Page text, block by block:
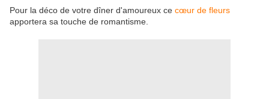
Pour la déco de votre dîner d'amoureux ce cœur de fleurs
apportera sa touche de romantisme.